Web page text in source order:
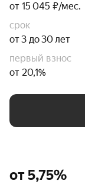
от 15 045 ₽/мес.
срок
от 3 до 30 лет
первый взнос
от 20,1%
от 5,75%